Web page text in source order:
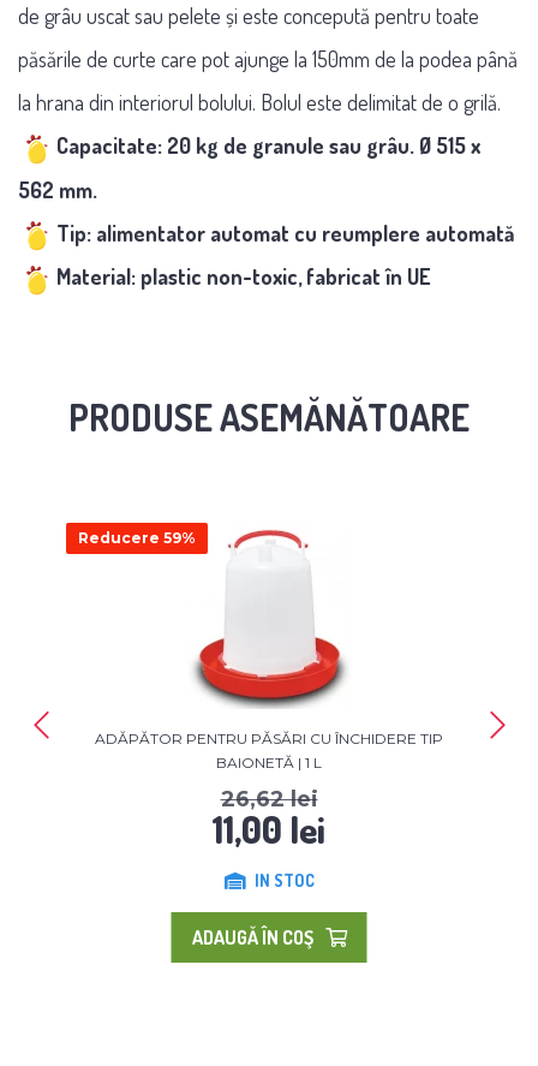
de grâu uscat sau pelete și este concepută pentru toate
păsările de curte care pot ajunge la 150mm de la podea până
la hrana din interiorul bolului. Bolul este delimitat de o grilă.
Capacitate: 20 kg de granule sau grâu. Ø 515 x
562 mm.
Tip: alimentator automat cu reumplere automată
Material: plastic non-toxic, fabricat în UE
PRODUSE ASEMĂNĂTOARE
Reducere 59%
ADĂPĂTOR PENTRU PĂSĂRI CU ÎNCHIDERE TIP
BAIONETĂ | 1 L
26,62 lei
11,00 lei
IN STOC
ADAUGĂ ÎN COŞ